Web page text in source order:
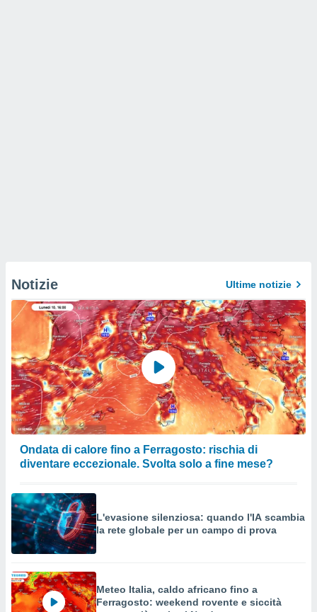
Notizie Ultime notizie
Ondata di calore fino a Ferragosto: rischia di
diventare eccezionale. Svolta solo a fine mese?
L'evasione silenziosa: quando l'IA scambia
la rete globale per un campo di prova
Meteo Italia, caldo africano fino a
Ferragosto: weekend rovente e siccità